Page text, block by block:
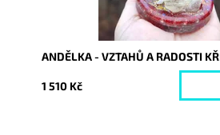
ANDĚLKA - VZTAHŮ A RADOSTI
1 510 Kč